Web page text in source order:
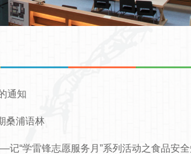
通知
桑浦语林
“学雷锋志愿服务月”系列活动之食品安